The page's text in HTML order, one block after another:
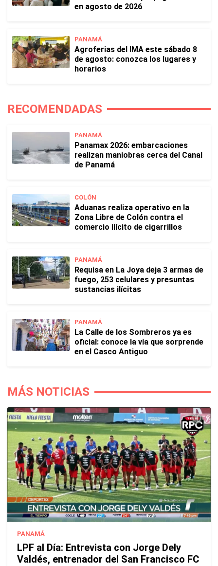
en agosto de 2026
PANAMÁ
Agroferias del IMA este sábado 8
de agosto: conozca los lugares y
horarios
RECOMENDADAS
PANAMÁ
Panamax 2026: embarcaciones
realizan maniobras cerca del Canal
de Panamá
COLÓN
Aduanas realiza operativo en la
Zona Libre de Colón contra el
comercio ilícito de cigarrillos
PANAMÁ
Requisa en La Joya deja 3 armas de
fuego, 253 celulares y presuntas
sustancias ilícitas
PANAMÁ
La Calle de los Sombreros ya es
oficial: conoce la vía que sorprende
en el Casco Antiguo
MÁS NOTICIAS
PANAMÁ
LPF al Día: Entrevista con Jorge Dely
Valdés, entrenador del San Francisco FC